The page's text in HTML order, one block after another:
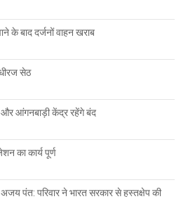
के बाद दर्जनों वाहन खराब
सेठ
आंगनबाड़ी केंद्र रहेंगे बंद
का कार्य पूर्ण
पंत: परिवार ने भारत सरकार से हस्तक्षेप की